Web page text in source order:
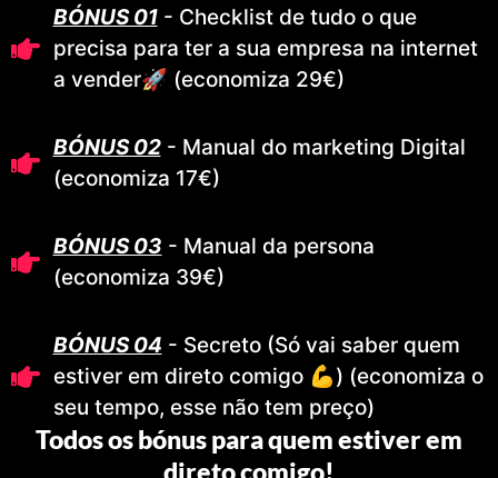
BÓNUS 01- Checklist de tudo o que
precisa para ter a sua empresa na internet
a vender🚀 (economiza 29€)
BÓNUS 02- Manual do marketing Digital
(economiza 17€)
BÓNUS 03 - Manual da persona
(economiza 39€)
BÓNUS 04 - Secreto (Só vai saber quem
estiver em direto comigo 💪) (economiza o
seu tempo, esse não tem preço)
Todos os bónus para quem estiver em
direto comigo!